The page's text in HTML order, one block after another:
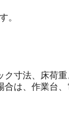
。
寸法、床荷重
合は、作業台